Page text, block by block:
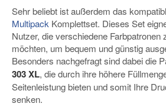
Sehr beliebt ist außerdem das
Multipack Komplettset. Dieses Set
Nutzer, die verschiedene Farbpatronen
möchten, um bequem und günstig
Besonders nachgefragt sind dabei die
303 XL, die durch ihre höhere
Seitenleistung bieten und somit Ihre
senken.